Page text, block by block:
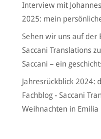
Interview mit
2025: mein
Sehen wir uns auf der
Saccani Translationszu
Saccani – ein
Jahresrückblick 2024:
Fachblog - Saccani
Weihnachten in Emilia